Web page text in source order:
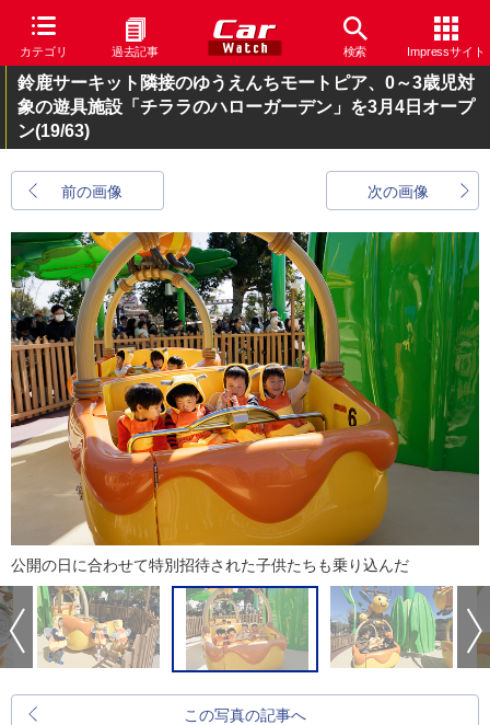
カテゴリ 過去記事 検索 Impressサイト
鈴鹿サーキット隣接のゆうえんちモートピア、0～3歳児対
象の遊具施設「チララのハローガーデン」を3月4日オープ
ン(19/63)
前の画像 次の画像
公開の日に合わせて特別招待された子供たちも乗り込んだ
この写真の記事へ